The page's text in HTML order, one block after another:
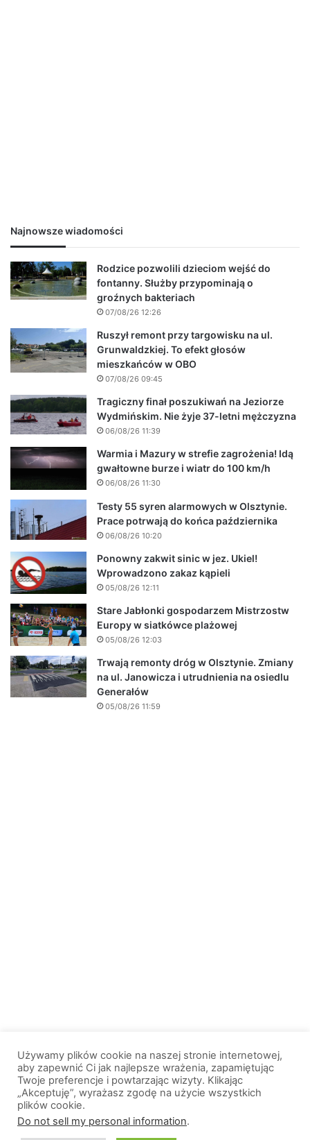
Najnowsze wiadomości
Rodzice pozwolili dzieciom wejść do
fontanny. Służby przypominają o
groźnych bakteriach
07/08/26 12:26
Ruszył remont przy targowisku na ul.
Grunwaldzkiej. To efekt głosów
mieszkańców w OBO
07/08/26 09:45
Tragiczny finał poszukiwań na Jeziorze
Wydmińskim. Nie żyje 37-letni mężczyzna
06/08/26 11:39
Warmia i Mazury w strefie zagrożenia! Idą
gwałtowne burze i wiatr do 100 km/h
06/08/26 11:30
Testy 55 syren alarmowych w Olsztynie.
Prace potrwają do końca października
06/08/26 10:20
Ponowny zakwit sinic w jez. Ukiel!
Wprowadzono zakaz kąpieli
05/08/26 12:11
Stare Jabłonki gospodarzem Mistrzostw
Europy w siatkówce plażowej
05/08/26 12:03
Trwają remonty dróg w Olsztynie. Zmiany
na ul. Janowicza i utrudnienia na osiedlu
Generałów
05/08/26 11:59
© 2013-2026, All Rights Reserved. Wszelkie prawa zastrzeżone. |
Używamy plików cookie na naszej stronie internetowej,
aby zapewnić Ci jak najlepsze wrażenia, zapamiętując
Twoje preferencje i powtarzając wizyty. Klikając
„Akceptuję”, wyrażasz zgodę na użycie wszystkich
plików cookie.
Do not sell my personal information.